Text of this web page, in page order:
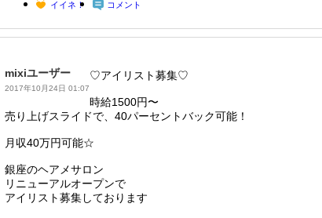
イイネ！ コメント
mixiユーザー
2017年10月24日 01:07
♡アイリスト募集♡
時給1500円〜
売り上げスライドで、40パーセントバック可能！
月収40万円可能☆
銀座のヘアメサロン
リニューアルオープンで
アイリスト募集しております